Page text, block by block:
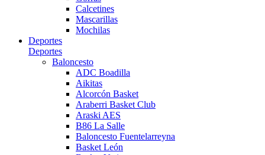
Calcetines
Mascarillas
Mochilas
Deportes
Deportes
Baloncesto
ADC Boadilla
Aikitas
Alcorcón Basket
Araberri Basket Club
Araski AES
B86 La Salle
Baloncesto Fuentelarreyna
Basket León